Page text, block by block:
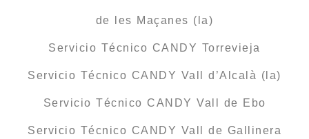
de les Maçanes (la)
Servicio Técnico CANDY Torrevieja
Servicio Técnico CANDY Vall d’Alcalà (la)
Servicio Técnico CANDY Vall de Ebo
Servicio Técnico CANDY Vall de Gallinera